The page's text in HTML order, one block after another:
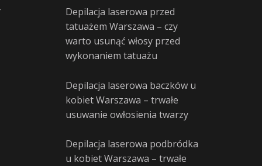
Depilacja laserowa przed
tatuażem Warszawa – czy
warto usunąć włosy przed
wykonaniem tatuażu
Depilacja laserowa baczków u
kobiet Warszawa – trwałe
usuwanie owłosienia twarzy
Depilacja laserowa podbródka
u kobiet Warszawa – trwałe